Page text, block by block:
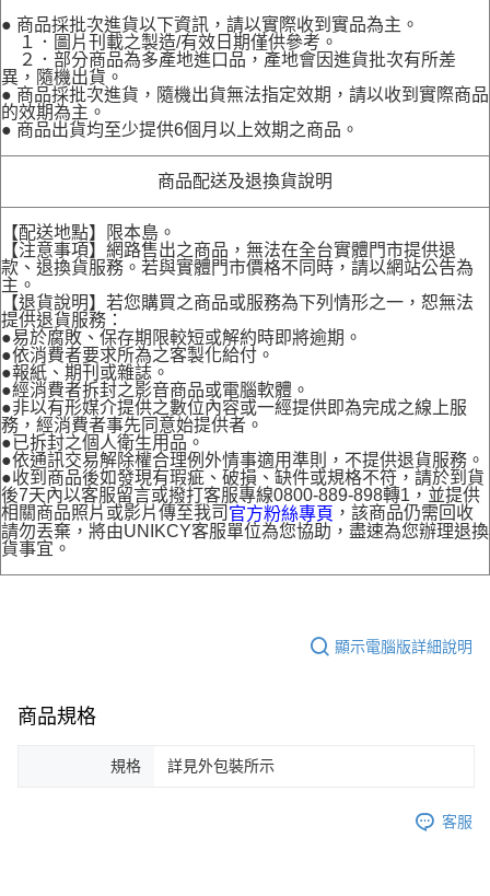
● 商品採批次進貨以下資訊，請以實際收到實品為主。
１．圖片刊載之製造/有效日期僅供參考。
２．部分商品為多產地進口品，產地會因進貨批次有所差
異，隨機出貨。
● 商品採批次進貨，隨機出貨無法指定效期，請以收到實際商品
的效期為主。
● 商品出貨均至少提供6個月以上效期之商品。
商品配送及退換貨說明
【配送地點】限本島。
【注意事項】網路售出之商品，無法在全台實體門市提供退
款、退換貨服務。若與實體門市價格不同時，請以網站公告為
主。
【退貨說明】若您購買之商品或服務為下列情形之一，恕無法
提供退貨服務：
●易於腐敗、保存期限較短或解約時即將逾期。
●依消費者要求所為之客製化給付。
●報紙、期刊或雜誌。
●經消費者拆封之影音商品或電腦軟體。
●非以有形媒介提供之數位內容或一經提供即為完成之線上服
務，經消費者事先同意始提供者。
●已拆封之個人衛生用品。
●依通訊交易解除權合理例外情事適用準則，不提供退貨服務。
●收到商品後如發現有瑕疵、破損、缺件或規格不符，請於到貨
後7天內以客服留言或撥打客服專線0800-889-898轉1，並提供
相關商品照片或影片傳至我司 官方粉絲專頁 ，該商品仍需回收
請勿丟棄，將由UNIKCY客服單位為您協助，盡速為您辦理退換
貨事宜。
顯示電腦版詳細說明
商品規格
規格 詳見外包裝所示
客服